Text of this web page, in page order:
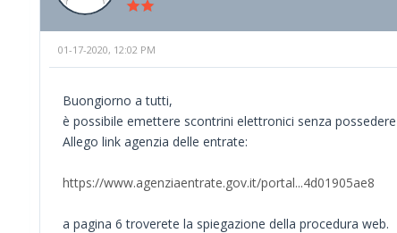
01-17-2020, 12:02 PM
Buongiorno a tutti,
è possibile emettere scontrini elettronici senza
Allego link agenzia delle entrate:
https://www.agenziaentrate.gov.it/portal...4d01905ae8
a pagina 6 troverete la spiegazione della procedura web.